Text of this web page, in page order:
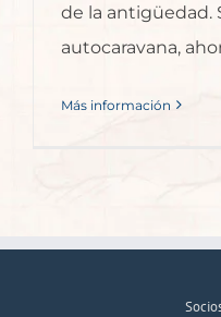
de la antigüedad.
autocaravana,
Más información